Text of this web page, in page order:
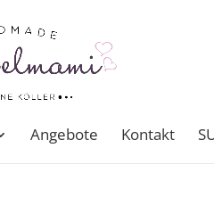
Angebote Kontakt